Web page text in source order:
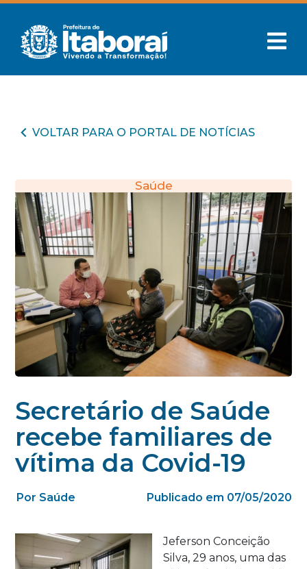
VOLTAR PARA O PORTAL DE NOTÍCIAS
Saúde
Secretário de Saúde
recebe familiares de
vítima da Covid-19
Por Saúde Publicado em 07/05/2020
Jeferson Conceição
Silva, 29 anos, uma das